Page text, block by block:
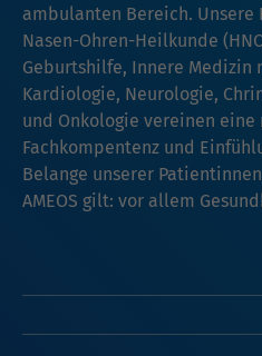
ambulanten Bereich. Unsere
Nasen-Ohren-Heilkunde
Geburtshilfe, Innere Medizin
Kardiologie, Neurologie,
und Onkologie vereinen eine
Fachkompentenz und
Belange unserer
AMEOS gilt: vor allem